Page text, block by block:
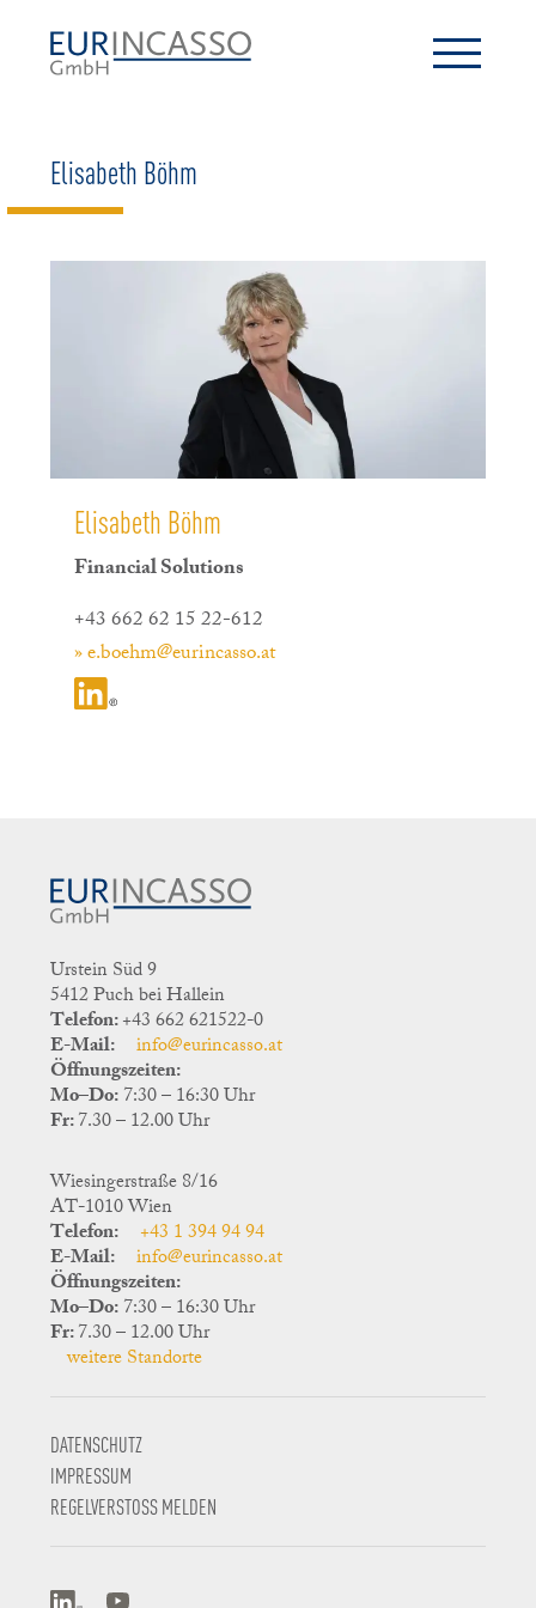
Elisabeth Böhm
Elisabeth Böhm
Financial Solutions
+43 662 62 15 22-612
» e.boehm@eurincasso.at
Urstein Süd 9
5412 Puch bei Hallein
Telefon:+43 662 621522-0
E-Mail: info@eurincasso.at
Öffnungszeiten:
Mo–Do:7:30 – 16:30 Uhr
Fr:7.30 – 12.00 Uhr
Wiesingerstraße 8/16
AT-1010 Wien
Telefon: +43 1 394 94 94
E-Mail: info@eurincasso.at
Öffnungszeiten:
Mo–Do:7:30 – 16:30 Uhr
Fr:7.30 – 12.00 Uhr
weitere Standorte
DATENSCHUTZ
IMPRESSUM
REGELVERSTOSS MELDEN